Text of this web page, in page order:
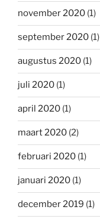
november 2020 (1)
september 2020 (1)
augustus 2020 (1)
juli 2020 (1)
april 2020 (1)
maart 2020 (2)
februari 2020 (1)
januari 2020 (1)
december 2019 (1)